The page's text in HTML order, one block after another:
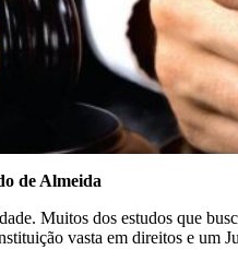
de Almeida
Muitos dos estudos que
vasta em direitos e um